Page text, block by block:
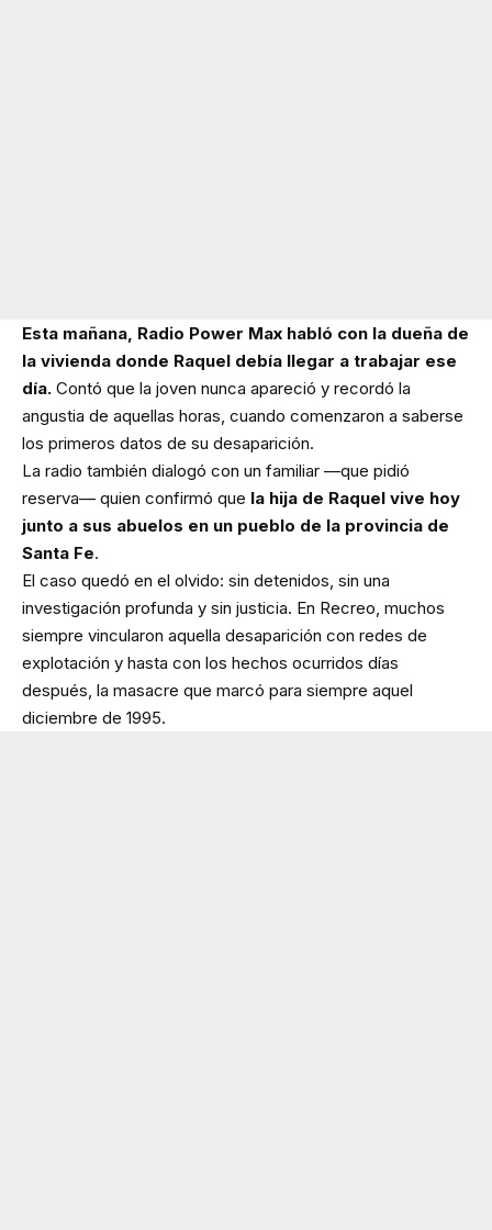
Esta mañana, Radio Power Max habló con la dueña de
la vivienda donde Raquel debía llegar a trabajar ese
día. Contó que la joven nunca apareció y recordó la
angustia de aquellas horas, cuando comenzaron a saberse
los primeros datos de su desaparición.
La radio también dialogó con un familiar —que pidió
reserva— quien confirmó que la hija de Raquel vive hoy
junto a sus abuelos en un pueblo de la provincia de
Santa Fe.
El caso quedó en el olvido: sin detenidos, sin una
investigación profunda y sin justicia. En Recreo, muchos
siempre vincularon aquella desaparición con redes de
explotación y hasta con los hechos ocurridos días
después, la masacre que marcó para siempre aquel
diciembre de 1995.